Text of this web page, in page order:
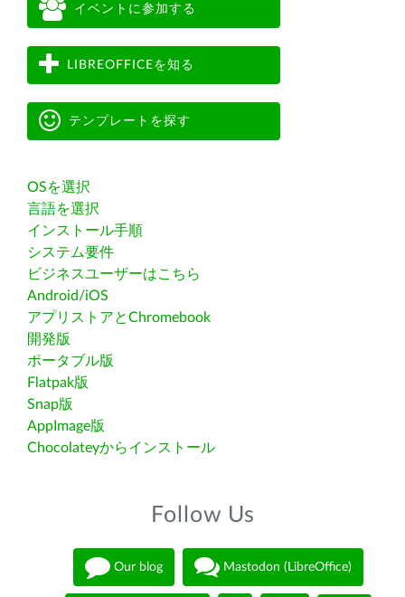
イベントに参加する
LIBREOFFICEを知る
テンプレートを探す
OSを選択
言語を選択
インストール手順
システム要件
ビジネスユーザーはこちら
Android/iOS
アプリストアとChromebook
開発版
ポータブル版
Flatpak版
Snap版
AppImage版
Chocolateyからインストール
Follow Us
Our blog Mastodon (LibreOffice)